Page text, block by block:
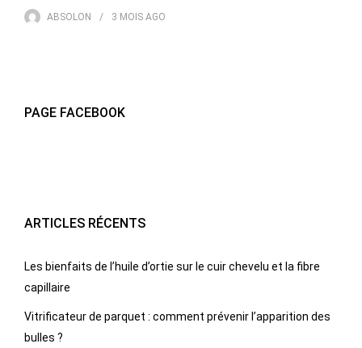
ABSOLON 3 MOIS AGO
PAGE FACEBOOK
ARTICLES RÉCENTS
Les bienfaits de l’huile d’ortie sur le cuir chevelu et la fibre
capillaire
Vitrificateur de parquet : comment prévenir l’apparition des
bulles ?